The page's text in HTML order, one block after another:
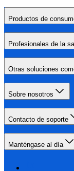
Productos de
Profesionales de la
Otras soluciones
Sobre nosotros
Contacto de soporte
Manténgase al día